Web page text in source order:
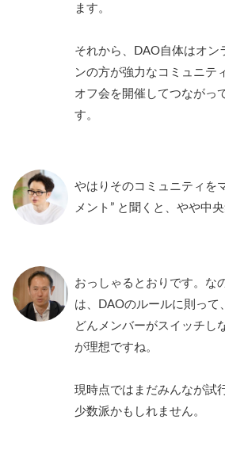
ます。
それから、DAO自体はオン
ンの方が強力なコミュニテ
オフ会を開催してつながっ
す。
やはりそのコミュニティを
メント” と聞くと、やや中
おっしゃるとおりです。な
は、DAOのルールに則って
どんメンバーがスイッチし
が理想ですね。
現時点ではまだみんなが試
少数派かもしれません。